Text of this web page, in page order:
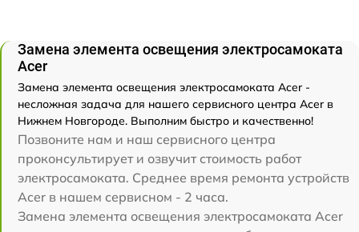
Замена элемента освещения электросамоката
Acer
Замена элемента освещения электросамоката Acer -
несложная задача для нашего сервисного центра Acer в
Нижнем Новгороде. Выполним быстро и качественно!
Позвоните нам и наш сервисного центра
проконсультирует и озвучит стоимость работ
электросамоката. Среднее время ремонта устройств
Acer в нашем сервисном - 2 часа.
Замена элемента освещения электросамоката Acer